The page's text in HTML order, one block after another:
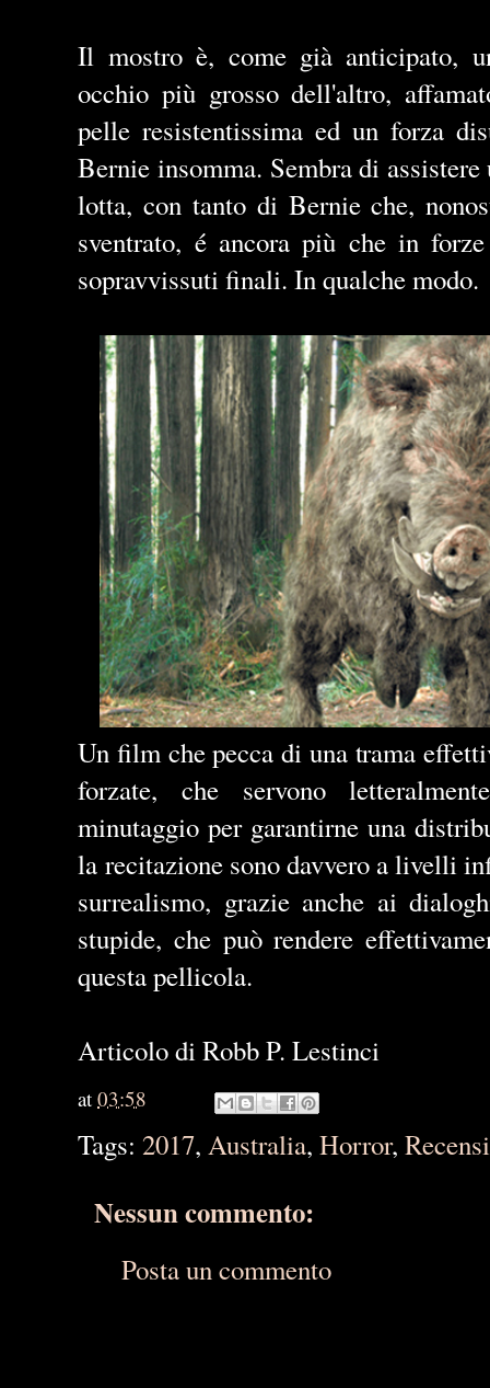
Il mostro è, come già anticipato,
occhio più grosso dell'altro,
pelle resistentissima ed un forza
Bernie insomma. Sembra di
lotta, con tanto di Bernie che,
sventrato, é ancora più che in
sopravvissuti finali. In qualche modo.
Un film che pecca di una trama
forzate, che servono
minutaggio per garantirne una
la recitazione sono davvero a livelli
surrealismo, grazie anche ai
stupide, che può rendere
questa pellicola.
Articolo di Robb P. Lestinci
at03:58
Tags:2017,Australia,Horror,
Nessun commento:
Posta un commento